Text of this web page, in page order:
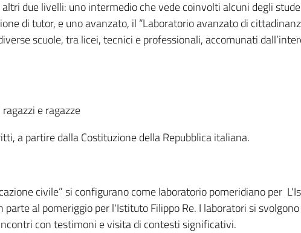
due livelli: uno intermedio che vede coinvolti alcuni degli
di tutor, e uno avanzato, il “Laboratorio avanzato di
scuole, tra licei, tecnici e professionali, accomunati
e ragazze
a partire dalla Costituzione della Repubblica italiana.
civile” si configurano come laboratorio pomeridiano per
al pomeriggio per l'Istituto Filippo Re. I laboratori si
con testimoni e visita di contesti significativi.